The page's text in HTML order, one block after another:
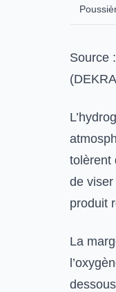
Source :
tolèrent
de viser
produit
La